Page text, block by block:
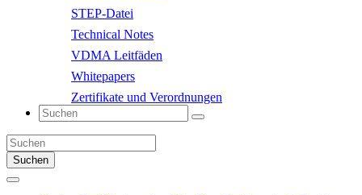
STEP-Datei
Technical Notes
VDMA Leitfäden
Whitepapers
Zertifikate und Verordnungen
Suchen